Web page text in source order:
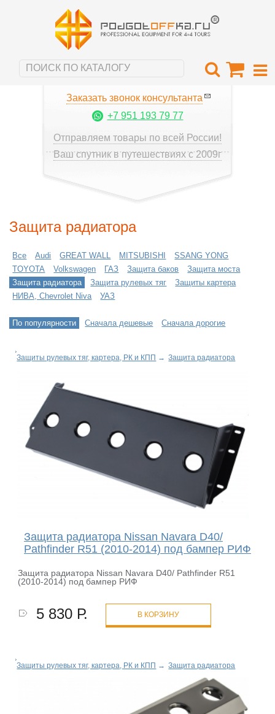
Заказать звонок консультанта
+7 951 193 79 77
Отправляем товары по всей России!
Ваш спутник в путешествиях с 2009г
Защита радиатора
Все Audi GREAT WALL MITSUBISHI
SSANG YONG
TOYOTA
Volkswagen ГАЗ Защита баков
Защита моста
Защита радиатора
Защита рулевых тяг
Защиты картера
НИВА, Chevrolet Niva
УАЗ
По популярности Сначала дешевые Сначала дорогие
Защиты рулевых тяг, картера, РК и КПП → Защита радиатора
Защита радиатора Nissan Navara D40/
Pathfinder R51 (2010-2014) под бампер РИФ
Защита радиатора Nissan Navara D40/ Pathfinder R51
(2010-2014) под бампер РИФ
5 830 Р. В КОРЗИНУ
Защиты рулевых тяг, картера, РК и КПП → Защита радиатора